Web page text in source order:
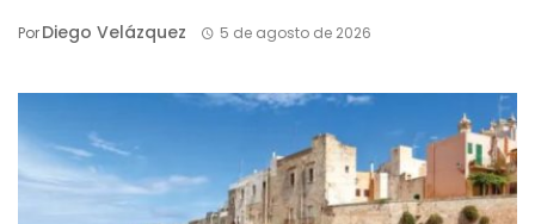
PorDiego Velázquez 5 de agosto de 2026